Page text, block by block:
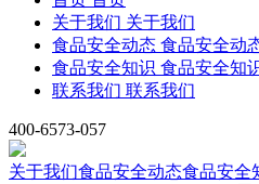
关于我们 关于我们
食品安全动态 食品安全动
食品安全知识 食品安全知
联系我们 联系我们
400-6573-057
关于我们食品安全动态食品安全